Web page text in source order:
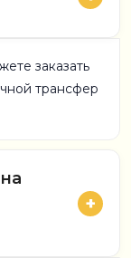
заказать
трансфер